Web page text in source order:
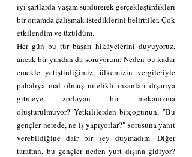
iyi şartlarda yaşam sürdürerek gerçekleştirdikleri
bir ortamda çalışmak istediklerini belirttiler. Çok
etkilendim ve üzüldüm.
Her gün bu tür başarı hikâyelerini duyuyoruz,
ancak bir yandan da soruyorum: Neden bu kadar
emekle yetiştirdiğimiz, ülkemizin vergileriyle
pahalıya mal olmuş nitelikli insanları dışarıya
gitmeye zorlayan bir mekanizma
oluşturulmuyor? Yetkililerden birçoğunun, "Bu
gençler nerede, ne iş yapıyorlar?" sorusuna yanıt
verebildiğine dair bir şey duymadım. Diğer
taraftan, bu gençler neden yurt dışına gidiyor?